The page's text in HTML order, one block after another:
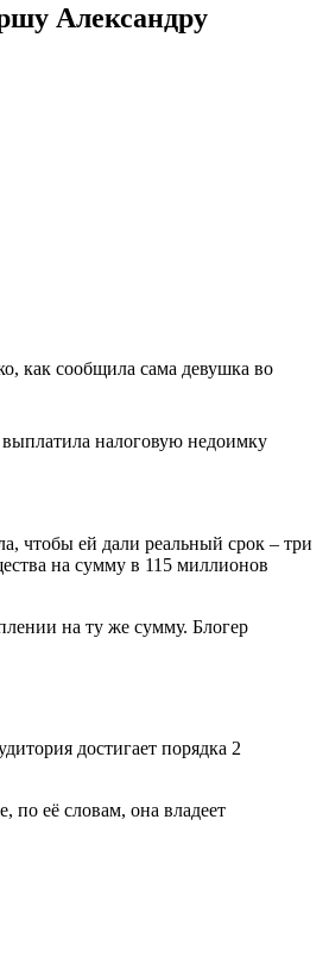
Александру
как сообщила сама девушка во
налоговую недоимку
чтобы ей дали реальный срок – три
на сумму в 115 миллионов
на ту же сумму. Блогер
достигает порядка 2
её словам, она владеет